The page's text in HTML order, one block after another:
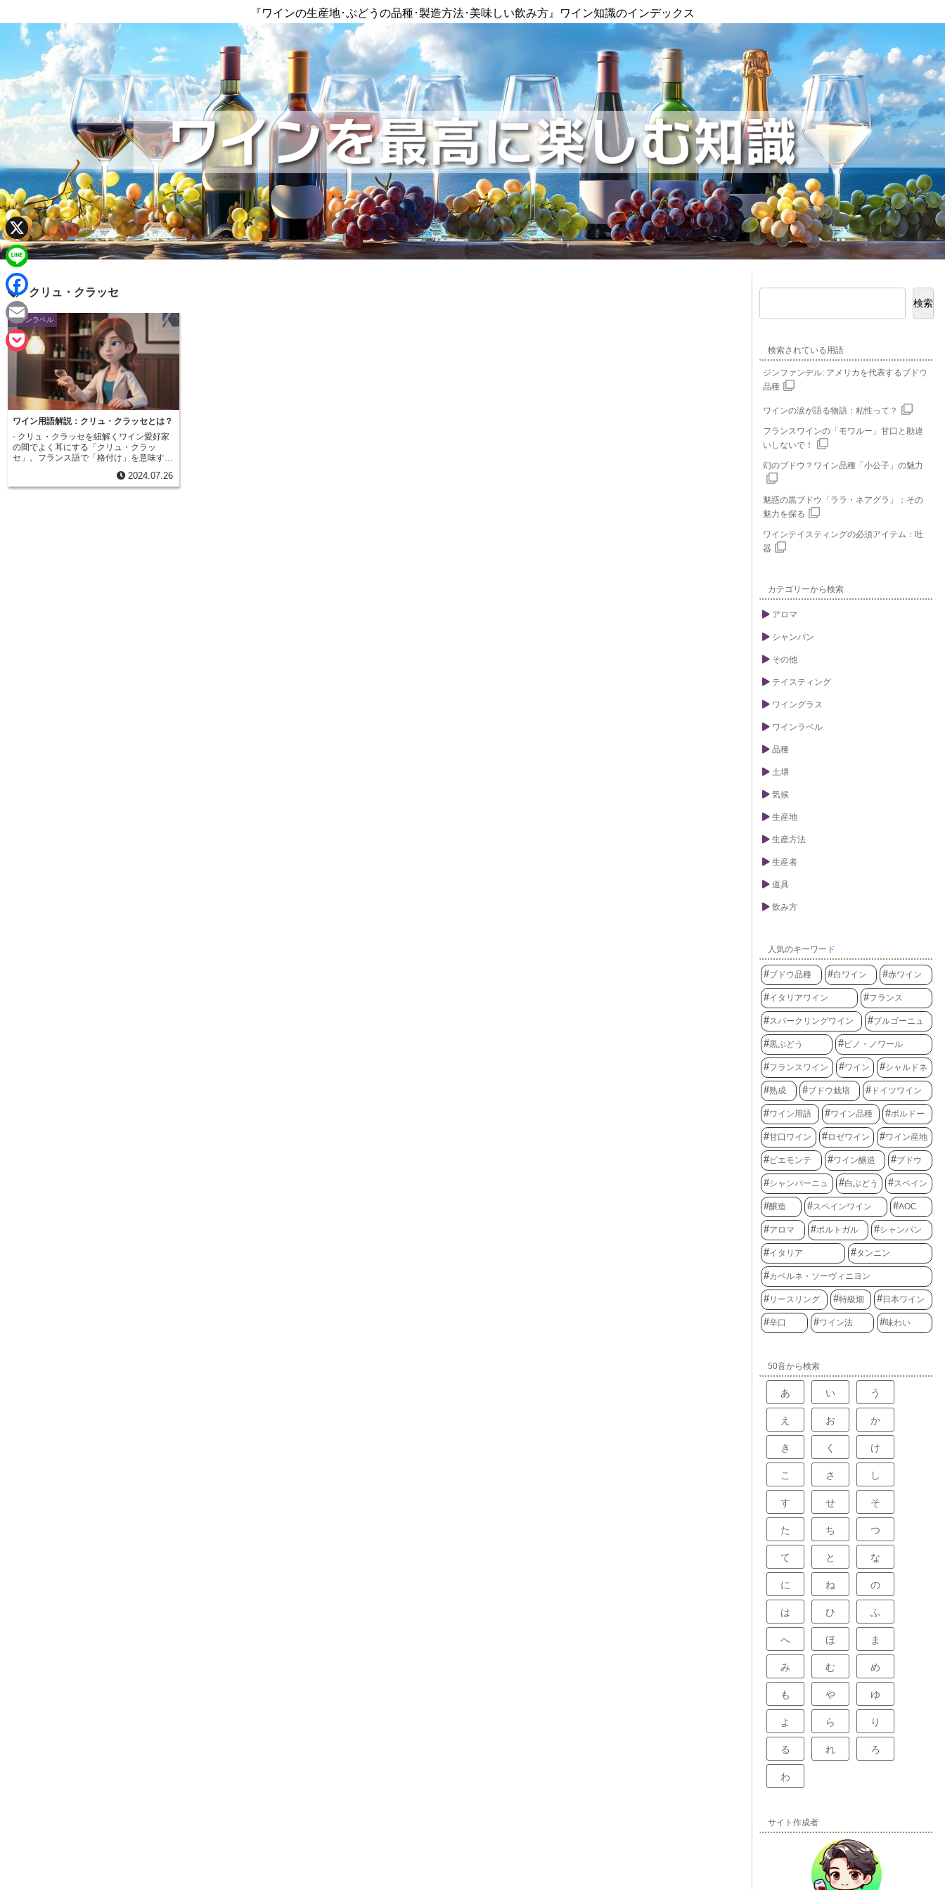
『ワインの生産地･ぶどうの品種･製造方法･美味しい飲み方』ワイン知識のインデックス
クリュ・クラッセ
ワインラベル
ワイン用語解説：クリュ・クラッセとは？
- クリュ・クラッセを紐解くワイン愛好家
の間でよく耳にする「クリュ・クラッ
セ」。フランス語で「格付け」を意味する
はありません。 「クリュ・クラッセ」と
は、様々なワイン格付けシステムの総称な
2024.07.26
検索
検索されている用語
ジンファンデル: アメリカを代表するブドウ
品種
ワインの涙が語る物語：粘性って？
フランスワインの「モワルー」甘口と勘違
いしないで！
幻のブドウ？ワイン品種「小公子」の魅力
魅惑の黒ブドウ「ララ・ネアグラ」：その
魅力を探る
ワインテイスティングの必須アイテム：吐
器
カテゴリーから検索
アロマ
シャンパン
その他
テイスティング
ワイングラス
ワインラベル
品種
土壌
気候
生産地
生産方法
生産者
道具
飲み方
人気のキーワード
ブドウ品種 白ワイン 赤ワイン
イタリアワイン フランス
スパークリングワイン ブルゴーニュ
黒ぶどう ピノ・ノワール
フランスワイン ワイン シャルドネ
熟成 ブドウ栽培 ドイツワイン
ワイン用語 ワイン品種 ボルドー
甘口ワイン ロゼワイン ワイン産地
ピエモンテ ワイン醸造 ブドウ
シャンパーニュ 白ぶどう スペイン
醸造 スペインワイン AOC
アロマ ポルトガル シャンパン
イタリア タンニン
カベルネ・ソーヴィニヨン
リースリング 特級畑 日本ワイン
辛口 ワイン法 味わい
50音から検索
あ い う
え お か
き く け
こ さ し
す せ そ
た ち つ
て と な
に ね の
は ひ ふ
へ ほ ま
み む め
も や ゆ
よ ら り
る れ ろ
わ
サイト作成者
X
L
n
e
F
a
c
b
E
c